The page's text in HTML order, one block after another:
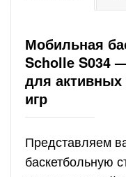
Мобильная
Scholle S034
для
игр
Представляем
баскетбольную